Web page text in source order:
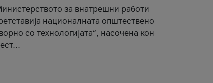
за внатрешни работи
националната општествено
со технологијата“, насочена кон